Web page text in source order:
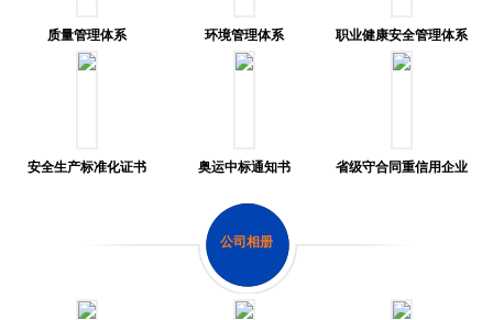
质量管理体系 环境管理体系 职业健康安全管理体系
安全生产标准化证书 奥运中标通知书 省级守合同重信用企业
公司相册